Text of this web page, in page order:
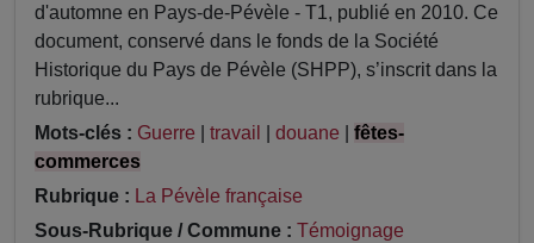
d'automne en Pays-de-Pévèle - T1, publié en 2010. Ce
document, conservé dans le fonds de la Société
Historique du Pays de Pévèle (SHPP), s’inscrit dans la
rubrique...
Mots-clés : Guerre travail douane
fêtes-
commerces
Rubrique : La Pévèle française
Sous-Rubrique / Commune : Témoignage